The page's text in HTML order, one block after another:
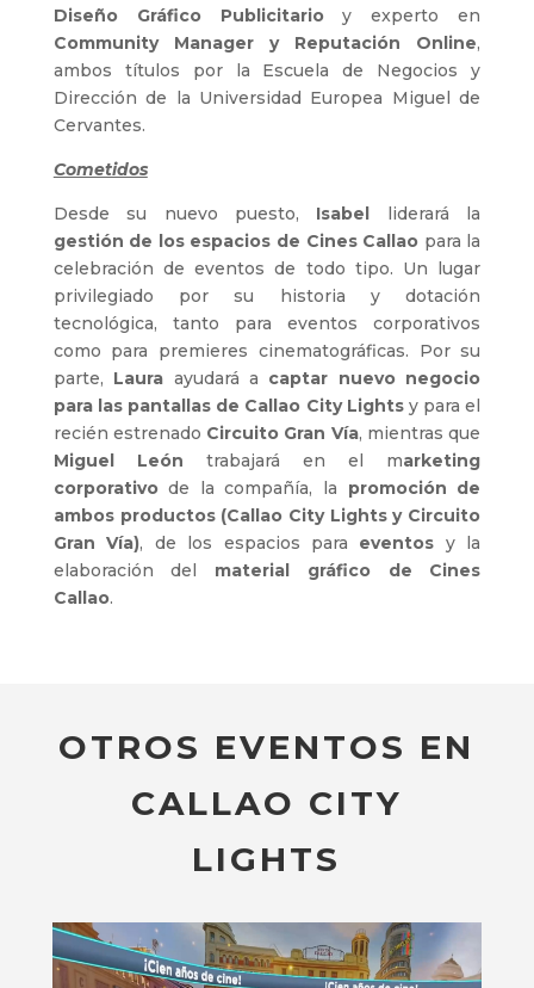
Diseño Gráfico Publicitarioy experto en
Community Manager y Reputación Online,
ambos títulos por la Escuela de Negocios y
Dirección de la Universidad Europea Miguel de
Cervantes.
Cometidos
Desde su nuevo puesto, Isabel liderará la
gestión de los espacios de Cines Callao para la
celebración de eventos de todo tipo. Un lugar
privilegiado por su historia y dotación
tecnológica, tanto para eventos corporativos
como para premieres cinematográficas. Por su
parte, Laura ayudará a captar nuevo negocio
para las pantallas de Callao City Lightsy para el
recién estrenado Circuito Gran Vía, mientras que
Miguel León trabajará en el marketing
corporativode la compañía, la promoción de
ambos productos (Callao City Lights y Circuito
Gran Vía), de los espacios para eventos y la
elaboración del material gráfico de Cines
Callao.
OTROS EVENTOS EN
CALLAO CITY
LIGHTS